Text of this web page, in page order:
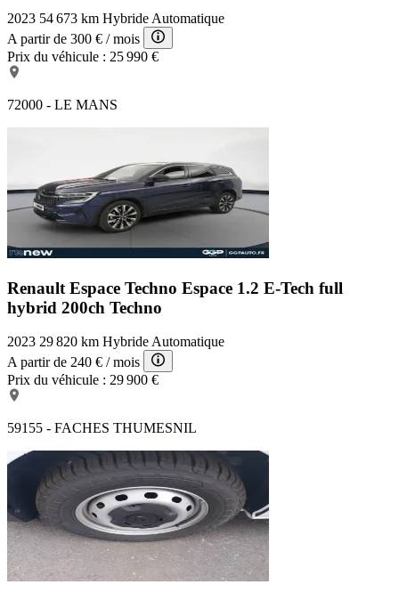
2023 54 673 km Hybride Automatique
A partir de 300 € / mois
Prix du véhicule : 25 990 €
72000 - LE MANS
Renault Espace Techno Espace 1.2 E-Tech full
hybrid 200ch Techno
2023 29 820 km Hybride Automatique
A partir de 240 € / mois
Prix du véhicule : 29 900 €
59155 - FACHES THUMESNIL